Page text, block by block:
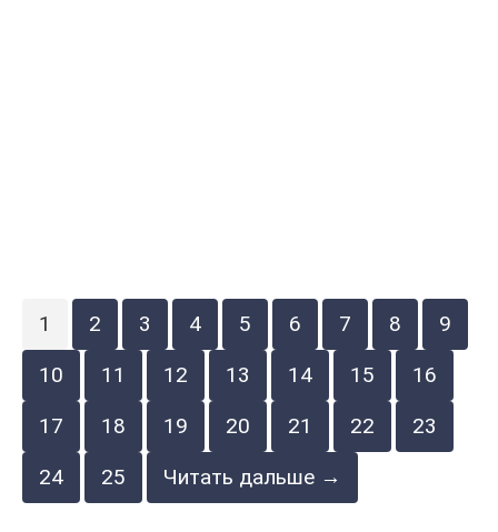
1 2 3 4 5 6 7 8
9
10
11 12 13 14 15
16
17
18 19 20 21 22
23
24
25 Читать дальше →